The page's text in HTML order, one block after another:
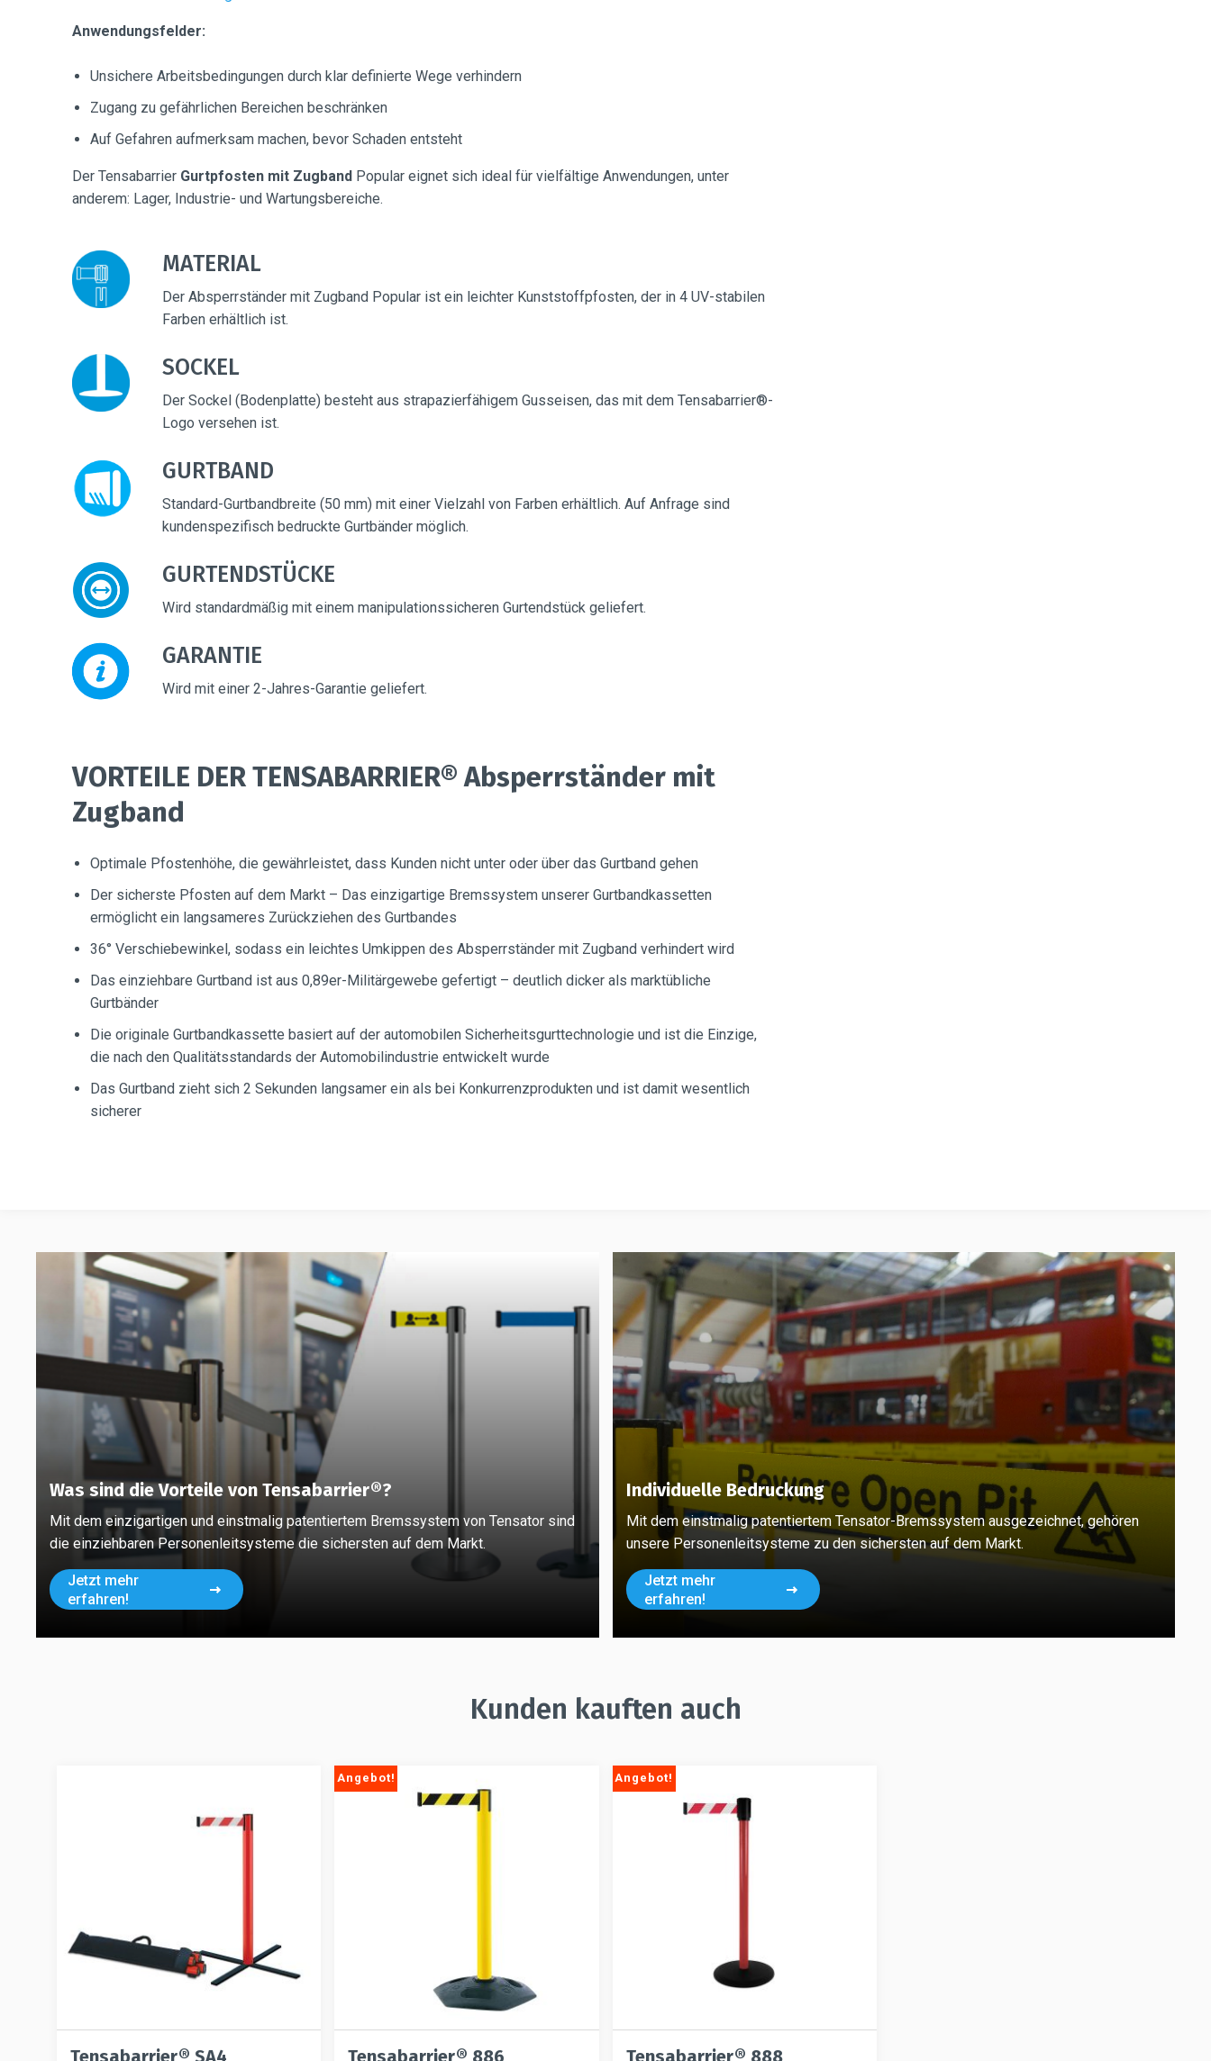
Anwendungsfelder:
Unsichere Arbeitsbedingungen durch klar definierte Wege verhindern
Zugang zu gefährlichen Bereichen beschränken
Auf Gefahren aufmerksam machen, bevor Schaden entsteht
Der Tensabarrier Gurtpfosten mit Zugband Popular eignet sich ideal für vielfältige Anwendungen, unter
anderem: Lager, Industrie- und Wartungsbereiche.
MATERIAL
Der Absperrständer mit Zugband Popular ist ein leichter Kunststoffpfosten, der in 4 UV-stabilen
Farben erhältlich ist.
SOCKEL
Der Sockel (Bodenplatte) besteht aus strapazierfähigem Gusseisen, das mit dem Tensabarrier®-
Logo versehen ist.
GURTBAND
Standard-Gurtbandbreite (50 mm) mit einer Vielzahl von Farben erhältlich. Auf Anfrage sind
kundenspezifisch bedruckte Gurtbänder möglich.
GURTENDSTÜCKE
Wird standardmäßig mit einem manipulationssicheren Gurtendstück geliefert.
GARANTIE
Wird mit einer 2-Jahres-Garantie geliefert.
VORTEILE DER TENSABARRIER® Absperrständer mit
Zugband
Optimale Pfostenhöhe, die gewährleistet, dass Kunden nicht unter oder über das Gurtband gehen
Der sicherste Pfosten auf dem Markt – Das einzigartige Bremssystem unserer Gurtbandkassetten
ermöglicht ein langsameres Zurückziehen des Gurtbandes
36° Verschiebewinkel, sodass ein leichtes Umkippen des Absperrständer mit Zugband verhindert wird
Das einziehbare Gurtband ist aus 0,89er-Militärgewebe gefertigt – deutlich dicker als marktübliche
Gurtbänder
Die originale Gurtbandkassette basiert auf der automobilen Sicherheitsgurttechnologie und ist die Einzige,
die nach den Qualitätsstandards der Automobilindustrie entwickelt wurde
Das Gurtband zieht sich 2 Sekunden langsamer ein als bei Konkurrenzprodukten und ist damit wesentlich
sicherer
Was sind die Vorteile von Tensabarrier®?
Mit dem einzigartigen und einstmalig patentiertem Bremssystem von Tensator sind
die einziehbaren Personenleitsysteme die sichersten auf dem Markt.
Jetzt mehr
erfahren!
Individuelle Bedruckung
Mit dem einstmalig patentiertem Tensator-Bremssystem ausgezeichnet, gehören
unsere Personenleitsysteme zu den sichersten auf dem Markt.
Jetzt mehr
erfahren!
Kunden kauften auch
Angebot! Angebot!